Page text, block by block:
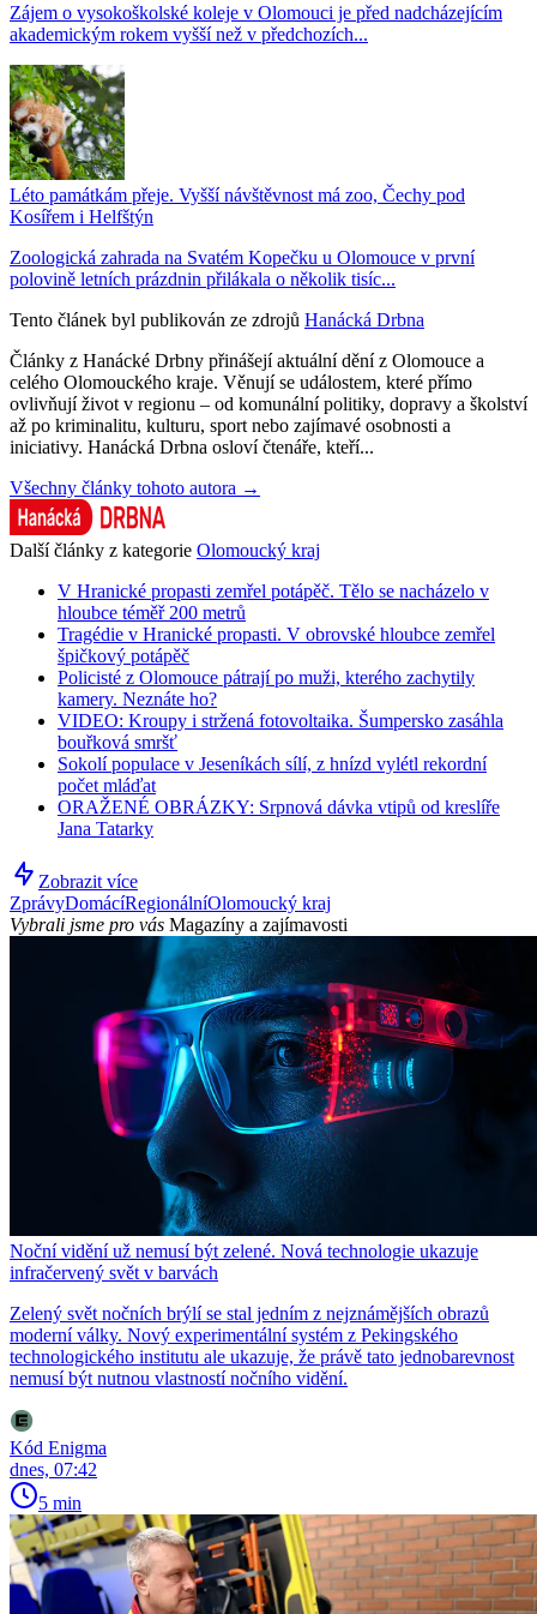
Zájem o vysokoškolské koleje v Olomouci je před nadcházejícím
akademickým rokem vyšší než v předchozích...
Léto památkám přeje. Vyšší návštěvnost má zoo, Čechy pod
Kosířem i Helfštýn
Zoologická zahrada na Svatém Kopečku u Olomouce v první
polovině letních prázdnin přilákala o několik tisíc...
Tento článek byl publikován ze zdrojů Hanácká Drbna
Články z Hanácké Drbny přinášejí aktuální dění z Olomouce a
celého Olomouckého kraje. Věnují se událostem, které přímo
ovlivňují život v regionu – od komunální politiky, dopravy a školství
až po kriminalitu, kulturu, sport nebo zajímavé osobnosti a
iniciativy. Hanácká Drbna osloví čtenáře, kteří...
Všechny články tohoto autora →
Další články z kategorie Olomoucký kraj
V Hranické propasti zemřel potápěč. Tělo se nacházelo v
hloubce téměř 200 metrů
Tragédie v Hranické propasti. V obrovské hloubce zemřel
špičkový potápěč
Policisté z Olomouce pátrají po muži, kterého zachytily
kamery. Neznáte ho?
VIDEO: Kroupy i stržená fotovoltaika. Šumpersko zasáhla
bouřková smršť
Sokolí populace v Jeseníkách sílí, z hnízd vylétl rekordní
počet mláďat
ORAŽENÉ OBRÁZKY: Srpnová dávka vtipů od kreslíře
Jana Tatarky
Zobrazit více
ZprávyDomácíRegionálníOlomoucký kraj
Vybrali jsme pro vás Magazíny a zajímavosti
Noční vidění už nemusí být zelené. Nová technologie ukazuje
infračervený svět v barvách
Zelený svět nočních brýlí se stal jedním z nejznámějších obrazů
moderní války. Nový experimentální systém z Pekingského
technologického institutu ale ukazuje, že právě tato jednobarevnost
nemusí být nutnou vlastností nočního vidění.
Kód Enigma
dnes, 07:42
5 min